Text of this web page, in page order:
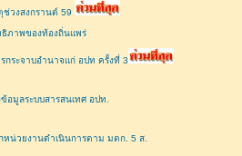
ช่วงสงกรานต์ 59
ธิภาพของท้องถิ่นแพร่
กระจาบอำนาจแก่ อปท ครั้งที่ 3
อมูลระบบสารสนเทศ อปท.
น่วยงานดำเนินการตาม มตก. 5 ส.